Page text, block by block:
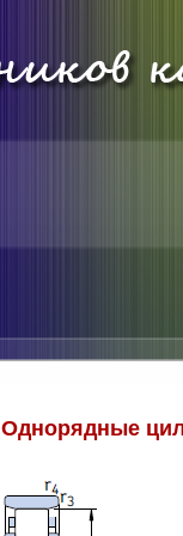
Однорядные